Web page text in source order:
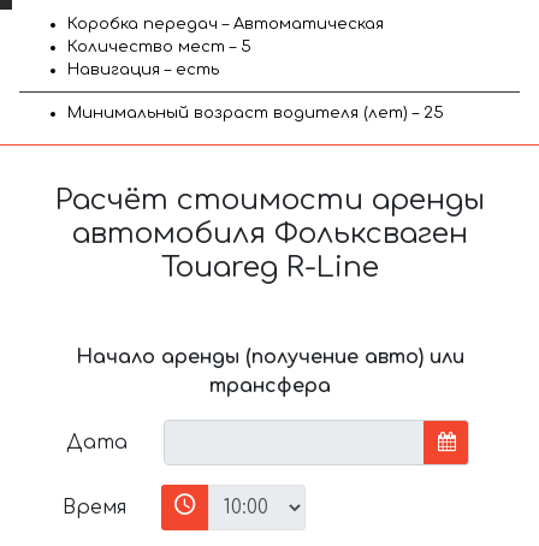
Коробка передач – Автоматическая
Количество мест – 5
Навигация – есть
Минимальный возраст водителя (лет) – 25
Расчёт стоимости аренды
автомобиля Фольксваген
Touareg R-Line
Начало аренды (получение авто) или
трансфера
Дата
Время